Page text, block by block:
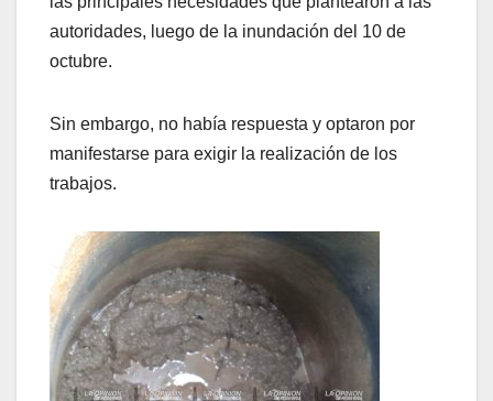
autoridades, luego de la inundación del 10 de
octubre.
Sin embargo, no había respuesta y optaron por
manifestarse para exigir la realización de los
trabajos.